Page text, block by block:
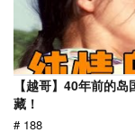
【越哥】40年前的
藏！
# 188